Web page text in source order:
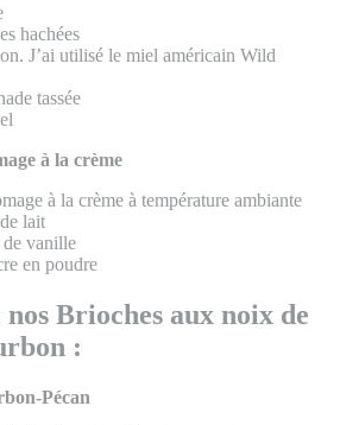
hachées
J’ai utilisé le miel américain Wild
tassée
à la crème
à la crème à température ambiante
lait
de vanille
en poudre
Brioches aux noix de
:
Pécan